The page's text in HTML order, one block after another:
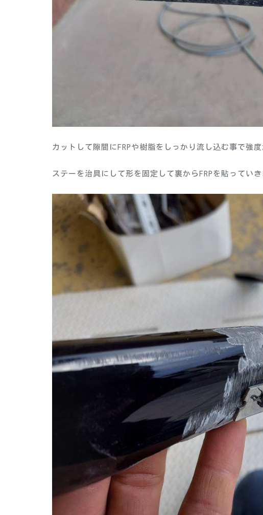
カットして隙間にFRPや樹脂をしっかり流し込む事で強
ステーを治具にして形を固定して裏からFRPを貼っていき